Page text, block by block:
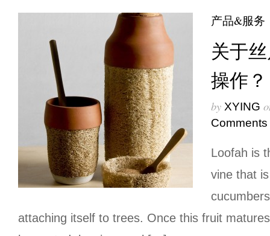
产品&服务
关于
操作？
by XYING
Comments
Loofah is
vine that
attaching itself to trees. Once this fruit